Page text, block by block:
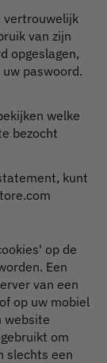
vertrouwelijk
van zijn
opgeslagen,
paswoord.
welke
bezocht
kunt
op de
Een
van een
op uw mobiel
website
om
slechts een